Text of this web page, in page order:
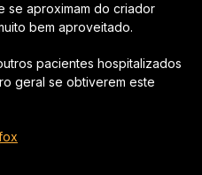
se aproximam do criador
bem aproveitado.
pacientes hospitalizados
geral se obtiverem este